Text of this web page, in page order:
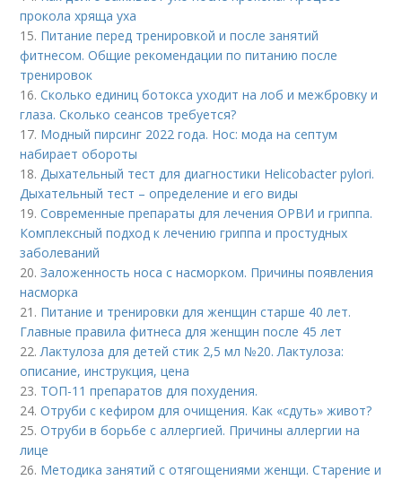
прокола хряща уха
15. Питание перед тренировкой и после занятий
фитнесом. Общие рекомендации по питанию после
тренировок
16.Сколько единиц ботокса уходит на лоб и межбровку и
глаза. Сколько сеансов требуется?
17. Модный пирсинг 2022 года. Нос: мода на септум
набирает обороты
18.Дыхательный тест для диагностики Helicobacter pylori.
Дыхательный тест – определение и его виды
19.Современные препараты для лечения ОРВИ и гриппа.
Комплексный подход к лечению гриппа и простудных
заболеваний
20.Заложенность носа с насморком. Причины появления
насморка
21. Питание и тренировки для женщин старше 40 лет.
Главные правила фитнеса для женщин после 45 лет
22.Лактулоза для детей стик 2,5 мл №20. Лактулоза:
описание, инструкция, цена
23. ТОП-11 препаратов для похудения.
24.Отруби с кефиром для очищения. Как «сдуть» живот?
25.Отруби в борьбе с аллергией. Причины аллергии на
лице
26. Методика занятий с отягощениями женщи. Старение и